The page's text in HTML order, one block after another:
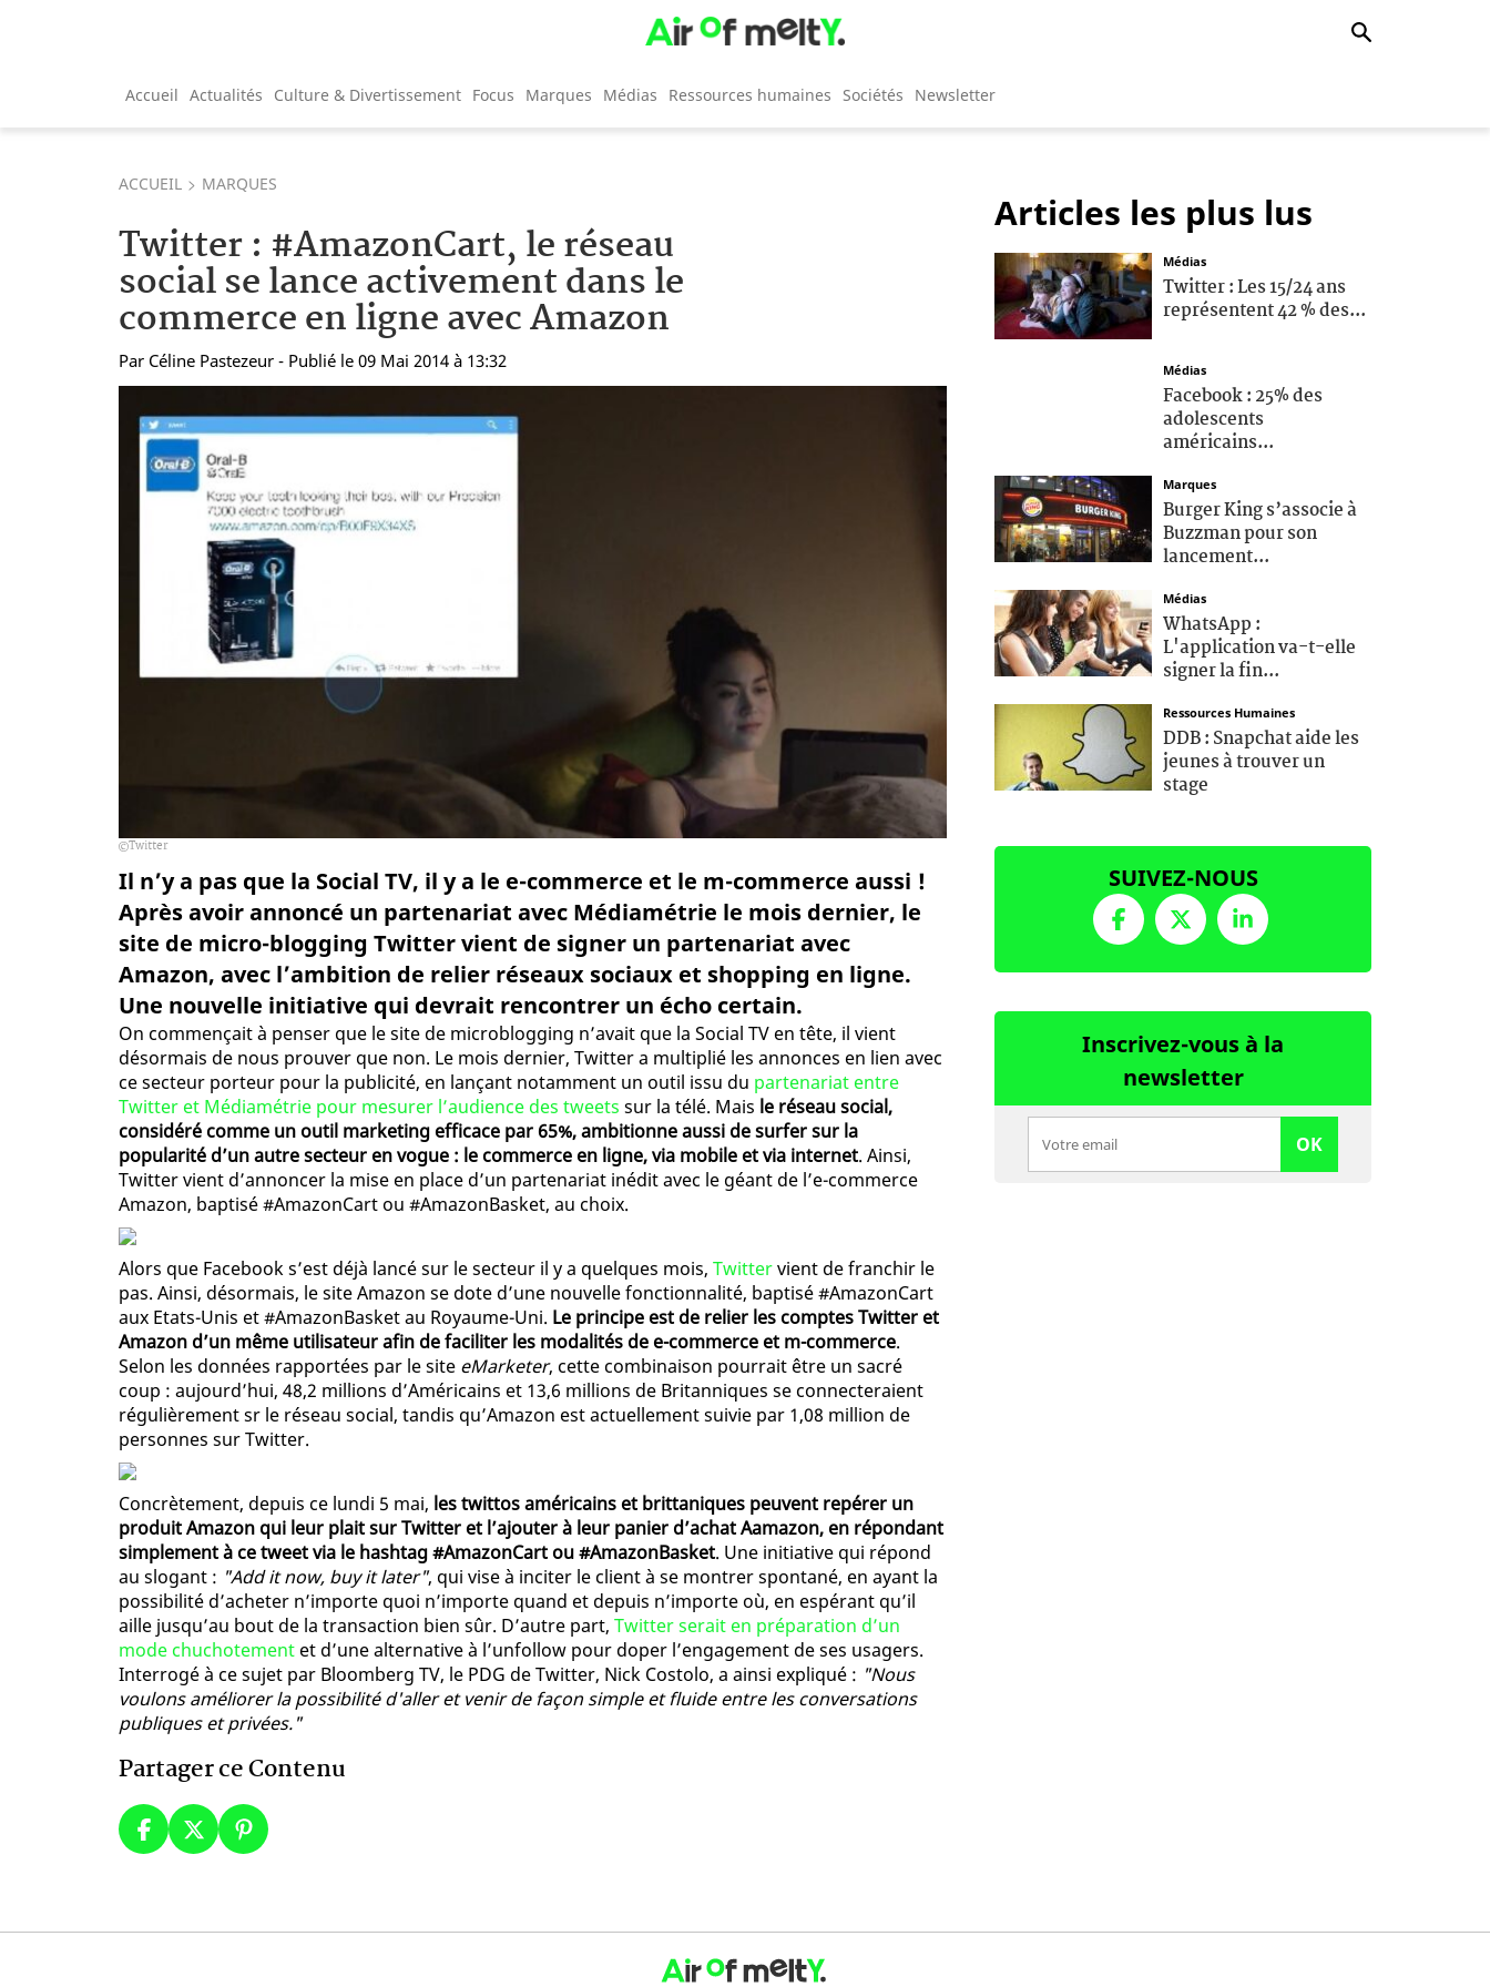
Accueil Actualités Culture & Divertissement Focus Marques Médias Ressources humaines Sociétés Newsletter
ACCUEIL MARQUES
Twitter : #AmazonCart, le réseau
social se lance activement dans le
commerce en ligne avec Amazon
Par Céline Pastezeur - Publié le 09 Mai 2014 à 13:32
Twitter
Il n’y a pas que la Social TV, il y a le e-commerce et le m-commerce aussi !
Après avoir annoncé un partenariat avec Médiamétrie le mois dernier, le
site de micro-blogging Twitter vient de signer un partenariat avec
Amazon, avec l’ambition de relier réseaux sociaux et shopping en ligne.
Une nouvelle initiative qui devrait rencontrer un écho certain.
On commençait à penser que le site de microblogging n’avait que la Social TV en tête, il vient
désormais de nous prouver que non. Le mois dernier, Twitter a multiplié les annonces en lien avec
ce secteur porteur pour la publicité, en lançant notamment un outil issu du partenariat entre
Twitter et Médiamétrie pour mesurer l’audience des tweets sur la télé. Mais le réseau social,
considéré comme un outil marketing efficace par 65%, ambitionne aussi de surfer sur la
popularité d’un autre secteur en vogue : le commerce en ligne, via mobile et via internet. Ainsi,
Twitter vient d’annoncer la mise en place d’un partenariat inédit avec le géant de l’e-commerce
Amazon, baptisé #AmazonCart ou #AmazonBasket, au choix.
Alors que Facebook s’est déjà lancé sur le secteur il y a quelques mois, Twittervient de franchir le
pas. Ainsi, désormais, le site Amazon se dote d’une nouvelle fonctionnalité, baptisé #AmazonCart
aux Etats-Unis et #AmazonBasket au Royaume-Uni. Le principe est de relier les comptes Twitter et
Amazon d’un même utilisateur afin de faciliter les modalités de e-commerce et m-commerce.
Selon les données rapportées par le site eMarketer, cette combinaison pourrait être un sacré
coup : aujourd’hui, 48,2 millions d’Américains et 13,6 millions de Britanniques se connecteraient
régulièrement sr le réseau social, tandis qu’Amazon est actuellement suivie par 1,08 million de
personnes sur Twitter.
Concrètement, depuis ce lundi 5 mai, les twittos américains et brittaniques peuvent repérer un
produit Amazon qui leur plait sur Twitter et l’ajouter à leur panier d’achat Aamazon, en répondant
simplement à ce tweet via le hashtag #AmazonCart ou #AmazonBasket. Une initiative qui répond
au slogant : "Add it now, buy it later", qui vise à inciter le client à se montrer spontané, en ayant la
possibilité d’acheter n’importe quoi n’importe quand et depuis n’importe où, en espérant qu’il
aille jusqu’au bout de la transaction bien sûr. D’autre part, Twitter serait en préparation d’un
mode chuchotement et d’une alternative à l’unfollow pour doper l’engagement de ses usagers.
Interrogé à ce sujet par Bloomberg TV, le PDG de Twitter, Nick Costolo, a ainsi expliqué : "Nous
voulons améliorer la possibilité d'aller et venir de façon simple et fluide entre les conversations
publiques et privées."
Partager ce Contenu
Articles les plus lus
Médias
Twitter : Les 15/24 ans
représentent 42 % des...
Médias
Facebook : 25% des
adolescents
américains...
Marques
Burger King s’associe à
Buzzman pour son
lancement...
Médias
WhatsApp :
L'application va-t-elle
signer la fin...
Ressources Humaines
DDB : Snapchat aide les
jeunes à trouver un
stage
SUIVEZ-NOUS
Inscrivez-vous à la
newsletter
OK